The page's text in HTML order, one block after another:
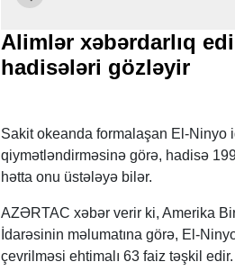
Alimlər xəbərdarlıq
hadisələri gözləyir
Sakit okeanda formalaşan El-Ninyo
qiymətləndirməsinə görə, hadisə
hətta onu üstələyə bilər.
AZƏRTAC xəbər verir ki, Amerika
İdarəsinin məlumatına görə, El-
çevrilməsi ehtimalı 63 faiz təşkil edir.